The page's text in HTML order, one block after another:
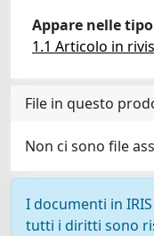
Appare nelle
1.1 Articolo in
File in questo
Non ci sono file
I documenti in
tutti i diritti sono